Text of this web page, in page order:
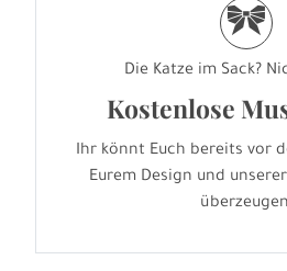
r
Die Katze im Sack?
Kostenlose
Ihr könnt Euch bereits vor
Eurem Design und